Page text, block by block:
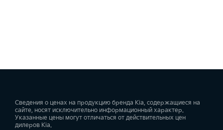
Сведения о ценах на продукцию бренда Kia, содержащиеся на
сайте, носят исключительно информационный характер.
Указанные цены могут отличаться от действительных цен
дилеров Kia.